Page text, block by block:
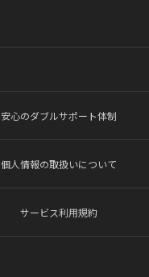
安心のダブルサポート体制
個人情報の取扱いについて
サービス利用規約